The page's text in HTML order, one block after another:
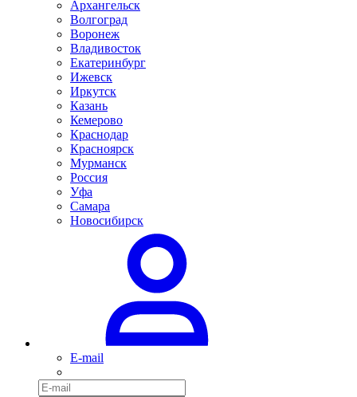
Архангельск
Волгоград
Воронеж
Владивосток
Екатеринбург
Ижевск
Иркутск
Казань
Кемерово
Краснодар
Красноярск
Мурманск
Россия
Уфа
Самара
Новосибирск
E-mail